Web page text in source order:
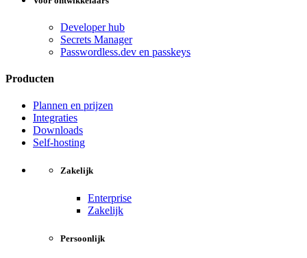
Developer hub
Secrets Manager
Passwordless.dev en passkeys
Producten
Plannen en prijzen
Integraties
Downloads
Self-hosting
Zakelijk
Enterprise
Zakelijk
Persoonlijk